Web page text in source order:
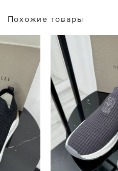
Похожие товары